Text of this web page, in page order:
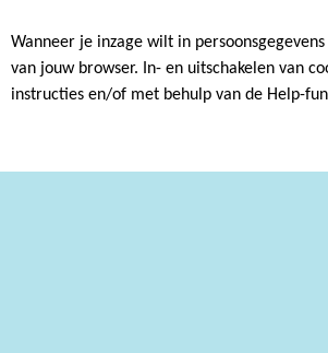
Wanneer je inzage wilt in
van jouw browser. In- en uitschakelen van
instructies en/of met behulp van de Help-